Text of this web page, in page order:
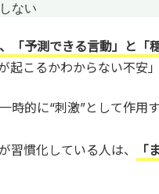
ない
「予測できる言動」と「
起こるかわからない不安」
時的に“刺激”として作用
習慣化している人は、
「